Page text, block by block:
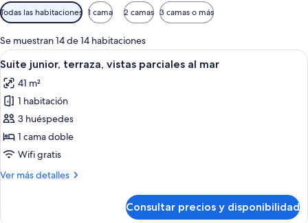
Filtros
disponibles
para
las
habitaciones
Todas las habitaciones 1 cama 2 camas 3 camas o más
Se muestran 14 de 14 habitaciones
Abrir
todas
las
fotos
de
Suite
junior,
vistas
Un dormitorio con una cama
13
Suite junior, terraza, vistas parciales al mar
41 m²
1 habitación
3 huéspedes
1 cama doble
Wifi gratis
Ver más detalles
Más
Consultar precios y disponibilidad